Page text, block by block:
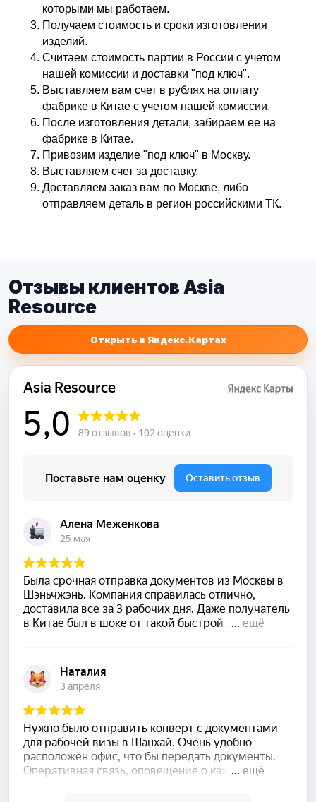
которыми мы работаем.
Получаем стоимость и сроки изготовления
изделий.
Считаем стоимость партии в России с учетом
нашей комиссии и доставки "под ключ".
Выставляем вам счет в рублях на оплату
фабрике в Китае с учетом нашей комиссии.
После изготовления детали, забираем ее на
фабрике в Китае.
Привозим изделие "под ключ" в Москву.
Выставляем счет за доставку.
Доставляем заказ вам по Москве, либо
отправляем деталь в регион российскими ТК.
Отзывы клиентов Asia
Resource
Открыть в Яндекс.Картах